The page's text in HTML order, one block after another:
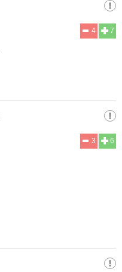
7
4
6
3